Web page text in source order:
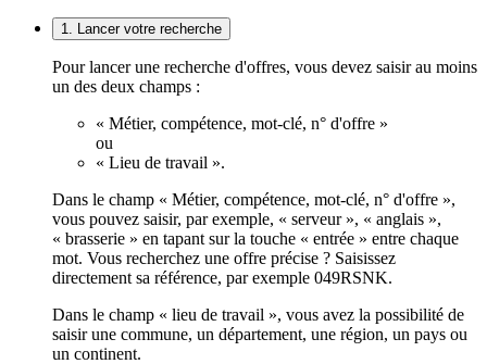
1. Lancer votre recherche
Pour lancer une recherche d'offres, vous devez saisir au moins
un des deux champs :
« Métier, compétence, mot-clé, n° d'offre »
ou
« Lieu de travail ».
Dans le champ « Métier, compétence, mot-clé, n° d'offre »,
vous pouvez saisir, par exemple, « serveur », « anglais »,
« brasserie » en tapant sur la touche « entrée » entre chaque
mot. Vous recherchez une offre précise ? Saisissez
directement sa référence, par exemple 049RSNK.
Dans le champ « lieu de travail », vous avez la possibilité de
saisir une commune, un département, une région, un pays ou
un continent.